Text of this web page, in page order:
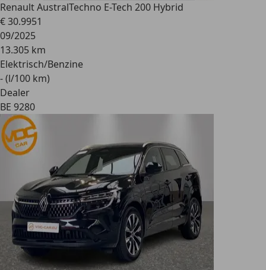
Renault AustralTechno E-Tech 200 Hybrid
€ 30.9951
09/2025
13.305 km
Elektrisch/Benzine
- (l/100 km)
Dealer
BE 9280